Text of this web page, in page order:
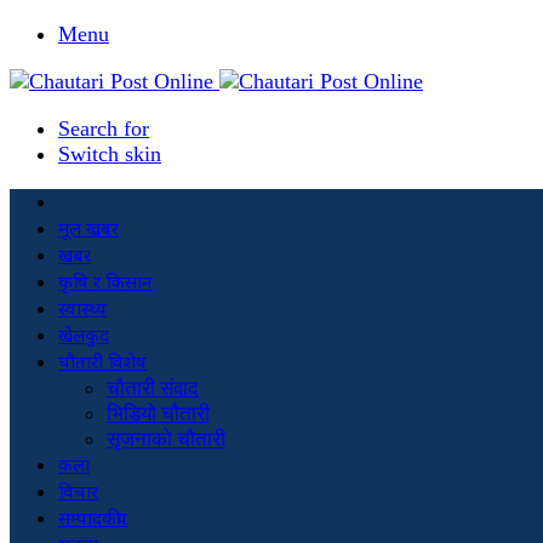
Menu
Search for
Switch skin
मूल खबर
खबर
कृषि र किसान
स्वास्थ्य
खेलकुद
चौतारी विशेष
चौतारी संवाद
भिडियो चौतारी
सृजनाको चौतारी
कला
विचार
सम्पादकीय